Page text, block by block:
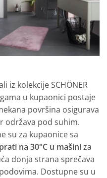
iz kolekcije SCHÖNER
u kupaonici postaje
površina osigurava
održava pod suhim.
su za kupaonice sa
na 30°C u mašiniza
donja strana sprečava
Dostupne su u